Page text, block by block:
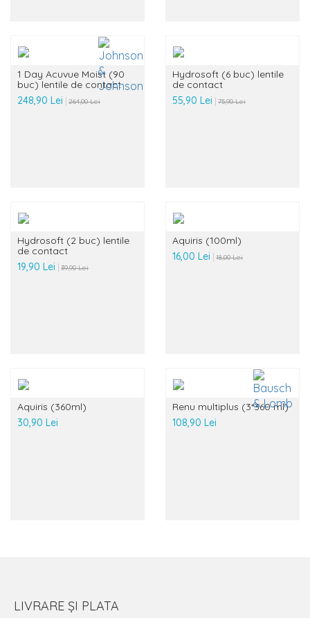
1 Day Acuvue Moist (90
buc) lentile de contact
248,90 Lei
264,00 Lei
Hydrosoft (6 buc) lentile
de contact
55,90 Lei
75,90 Lei
Hydrosoft (2 buc) lentile
de contact
19,90 Lei
39,90 Lei
Aquiris (100ml)
16,00 Lei
18,00 Lei
Aquiris (360ml)
30,90 Lei
Renu multiplus (3*360 ml)
108,90 Lei
LIVRARE ȘI PLATA